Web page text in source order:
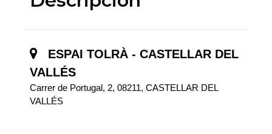
ESPAI TOLRÀ - CASTELLAR DEL
VALLÉS
Carrer de Portugal, 2, 08211, CASTELLAR DEL
VALLÉS